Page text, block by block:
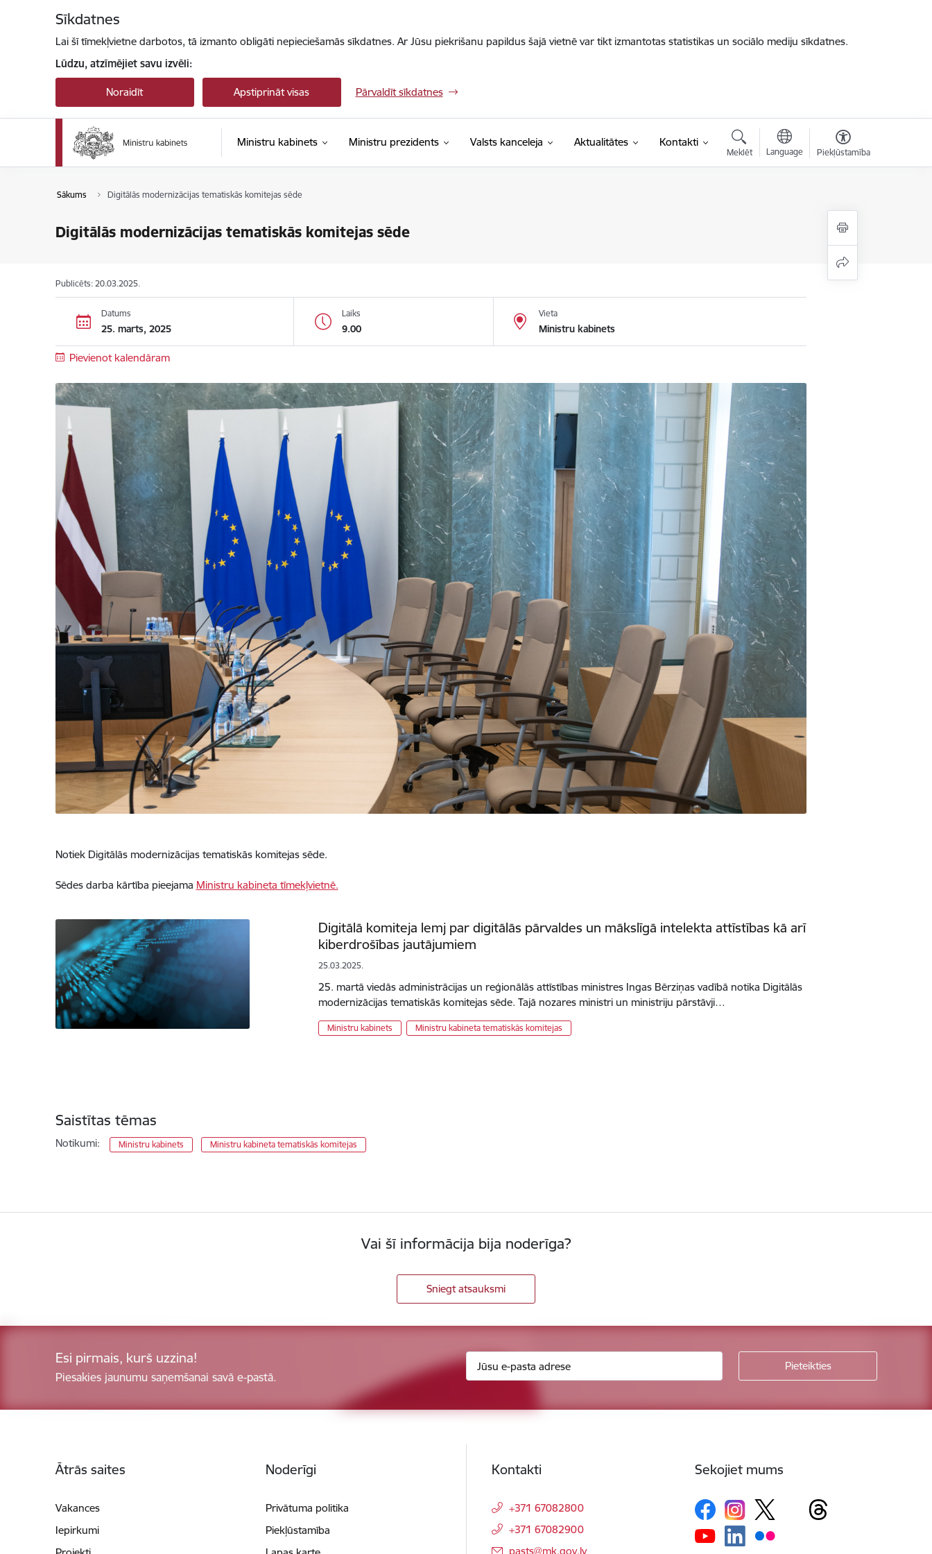
Sīkdatnes
Lai šī tīmekļvietne darbotos, tā izmanto obligāti nepieciešamās sīkdatnes. Ar Jūsu piekrišanu papildus šajā vietnē var tikt izmantotas statistikas un sociālo mediju sīkdatnes.
Lūdzu, atzīmējiet savu izvēli:
Noraidīt Apstiprināt visas Pārvaldīt sīkdatnes
Ministru kabinets Ministru prezidents Valsts kanceleja Aktualitātes Kontakti
Meklēt Language Piekļūstamība
Sākums Digitālās modernizācijas tematiskās komitejas sēde
Digitālās modernizācijas tematiskās komitejas sēde
Publicēts: 20.03.2025.
Datums
25. marts, 2025
Laiks
9.00
Vieta
Ministru kabinets
Pievienot kalendāram
Notiek Digitālās modernizācijas tematiskās komitejas sēde.
Sēdes darba kārtība pieejama Ministru kabineta tīmekļvietnē.
Digitālā komiteja lemj par digitālās pārvaldes un mākslīgā intelekta attīstības kā arī
kiberdrošības jautājumiem
25.03.2025.
25. martā viedās administrācijas un reģionālās attīstības ministres Ingas Bērziņas vadībā notika Digitālās
modernizācijas tematiskās komitejas sēde. Tajā nozares ministri un ministriju pārstāvji…
Ministru kabinets Ministru kabineta tematiskās komitejas
Saistītas tēmas
Notikumi: Ministru kabinets Ministru kabineta tematiskās komitejas
Vai šī informācija bija noderīga?
Sniegt atsauksmi
Esi pirmais, kurš uzzina!
Piesakies jaunumu saņemšanai savā e-pastā.
Ātrās saites
Vakances
Iepirkumi
Noderīgi
Privātuma politika
Piekļūstamība
Kontakti
+371 67082800
+371 67082900
E-pasts:
pasts@mk.gov.lv
Sekojiet mums